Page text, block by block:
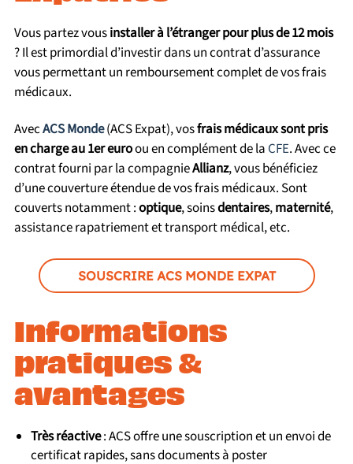
Vous partez vousinstaller à l’étranger pour plus de 12 mois
? Il est primordial d’investir dans un contrat d’assurance
vous permettant un remboursement complet de vos frais
médicaux.
AvecACS Monde(ACS Expat), vosfrais médicaux sont pris
en charge au 1er euroou en complément de la CFE. Avec ce
contrat fourni par la compagnieAllianz, vous bénéficiez
d’une couverture étendue de vos frais médicaux. Sont
couverts notamment :optique, soinsdentaires,maternité,
assistance rapatriement et transport médical, etc.
SOUSCRIRE ACS MONDE EXPAT
Informations
pratiques &
avantages
Très réactive: ACS offre une souscription et un envoi de
certificat rapides, sans documents à poster